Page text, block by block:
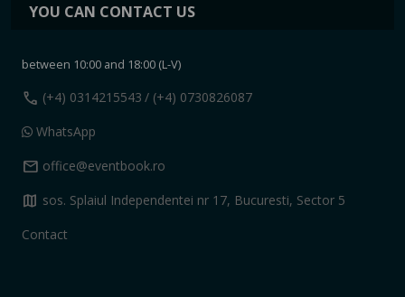
YOU CAN CONTACT US
between 10:00 and 18:00 (L-V)
call (+4) 0314215543 / (+4) 0730826087
WhatsApp
mail office@eventbook.ro
map sos. Splaiul Independentei nr 17, Bucuresti, Sector 5
Contact